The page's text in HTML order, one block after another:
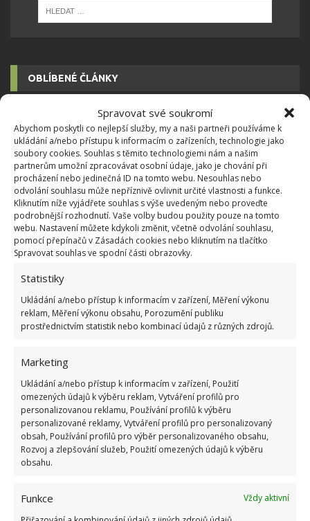
Spravovat své soukromí
Abychom poskytli co nejlepší služby, my a naši partneři používáme k
ukládání a/nebo přístupu k informacím o zařízeních, technologie jako
soubory cookies. Souhlas s těmito technologiemi nám a našim
partnerům umožní zpracovávat osobní údaje, jako je chování při
procházení nebo jedinečná ID na tomto webu. Nesouhlas nebo
odvolání souhlasu může nepříznivě ovlivnit určité vlastnosti a funkce.
Kliknutím níže vyjádřete souhlas s výše uvedeným nebo proveďte
podrobnější rozhodnutí. Vaše volby budou použity pouze na tomto
webu. Nastavení můžete kdykoli změnit, včetně odvolání souhlasu,
pomocí přepínačů v Zásadách cookies nebo kliknutím na tlačítko
Spravovat souhlas ve spodní části obrazovky.
Statistiky
Ukládání a/nebo přístup k informacím v zařízení, Měření výkonu
reklam, Měření výkonu obsahu, Porozumění publiku
prostřednictvím statistik nebo kombinací údajů z různých zdrojů.
Marketing
Ukládání a/nebo přístup k informacím v zařízení, Použití
omezených údajů k výběru reklam, Vytváření profilů pro
personalizovanou reklamu, Používání profilů k výběru
personalizované reklamy, Vytváření profilů pro personalizovaný
obsah, Používání profilů pro výběr personalizovaného obsahu,
Rozvoj a zlepšování služeb, Použití omezených údajů k výběru
obsahu.
Funkce
Vždy aktivní
OBLÍBENÉ ČLÁNKY
Pokuta až 10 000 Kč hrozí za nesprávné sekání i
nesekání trávy. Záleží i na prostředku a lokaci
1.6.2026
Kvíz na téma pionýrské tábory za socialismu:
Kdo je zažil, bez problému získá 12 ze 12 bodů
12.5.2026
Test znalostí o každodenní realitě za
Retro kvíz o oblíbených autech v dobách
ŽHAVÉ NOVINKY
Vlastní „citrónová“ elektřina může šetřit